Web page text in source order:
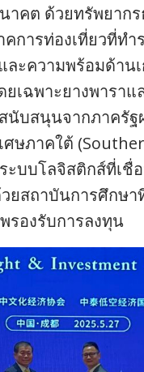
าคต ด้วยทรัพยาก
การท่องเที่ยวที่ทำ
ละความพร้อมด้าน
ยเฉพาะยางพารา
นับสนุนจากภาครั
ศษภาคใต้
ะบบโลจิสติกส์ที่เชื่
ยสถาบันการศึกษา
องรับการลงทุน